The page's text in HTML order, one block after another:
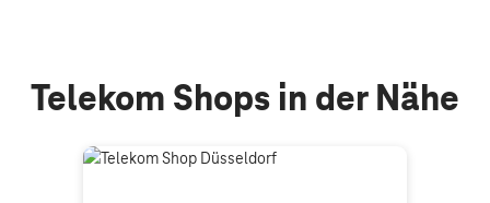
Telekom Shops in der Nähe